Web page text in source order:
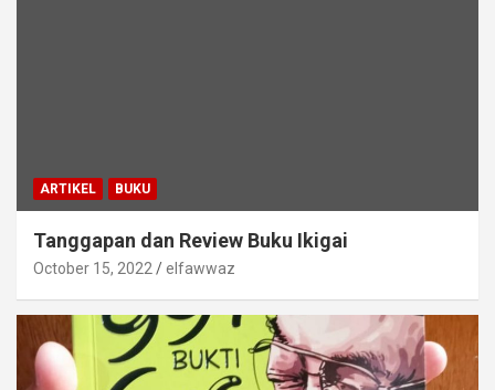
ARTIKEL BUKU
Tanggapan dan Review Buku Ikigai
October 15, 2022 elfawwaz